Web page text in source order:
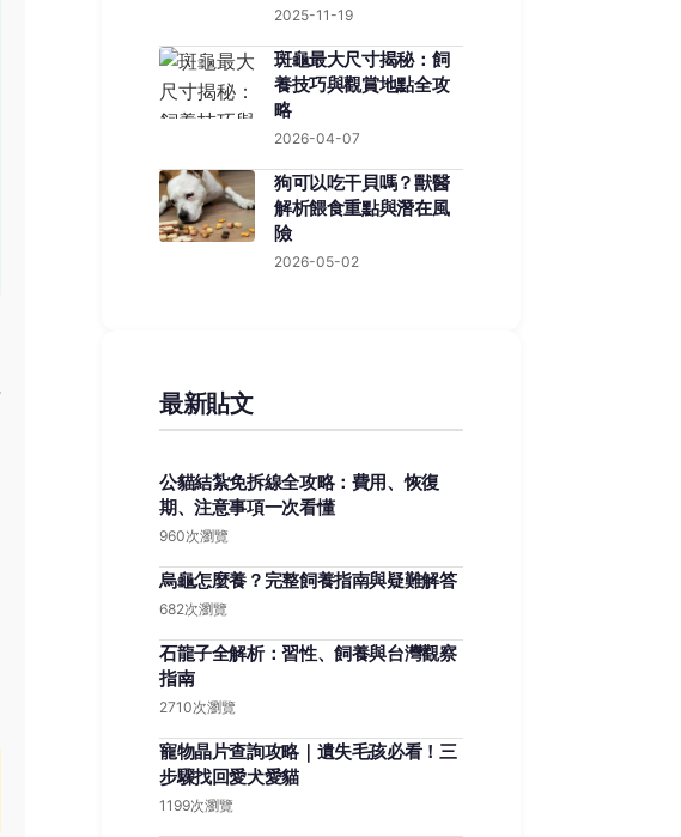
2025-11-19
斑龜最大尺寸揭秘：飼
養技巧與觀賞地點全攻
略
2026-04-07
狗可以吃干貝嗎？獸醫
解析餵食重點與潛在風
險
2026-05-02
最新貼文
公貓結紮免拆線全攻略：費用、恢復
期、注意事項一次看懂
960次瀏覽
烏龜怎麼養？完整飼養指南與疑難解答
682次瀏覽
石龍子全解析：習性、飼養與台灣觀察
指南
2710次瀏覽
寵物晶片查詢攻略｜遺失毛孩必看！三
步驟找回愛犬愛貓
1199次瀏覽